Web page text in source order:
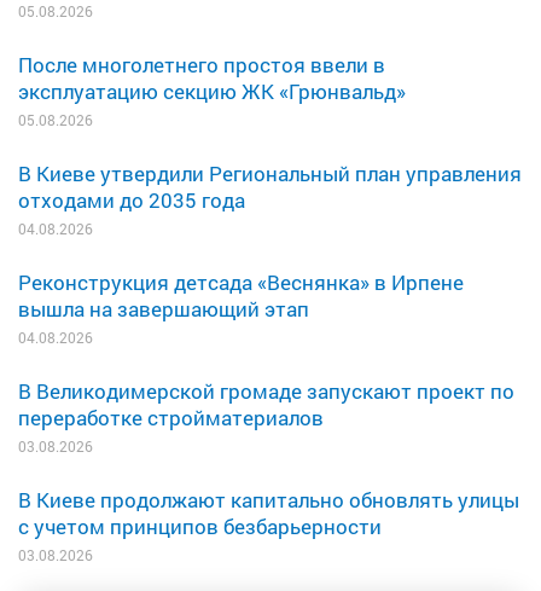
05.08.2026
После многолетнего простоя ввели в
эксплуатацию секцию ЖК «Грюнвальд»
05.08.2026
В Киеве утвердили Региональный план управления
отходами до 2035 года
04.08.2026
Реконструкция детсада «Веснянка» в Ирпене
вышла на завершающий этап
04.08.2026
В Великодимерской громаде запускают проект по
переработке стройматериалов
03.08.2026
В Киеве продолжают капитально обновлять улицы
с учетом принципов безбарьерности
03.08.2026